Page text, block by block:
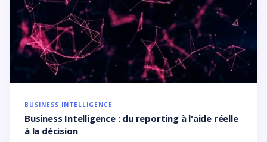
BUSINESS INTELLIGENCE
Business Intelligence : du reporting à l'aide réelle
à la décision